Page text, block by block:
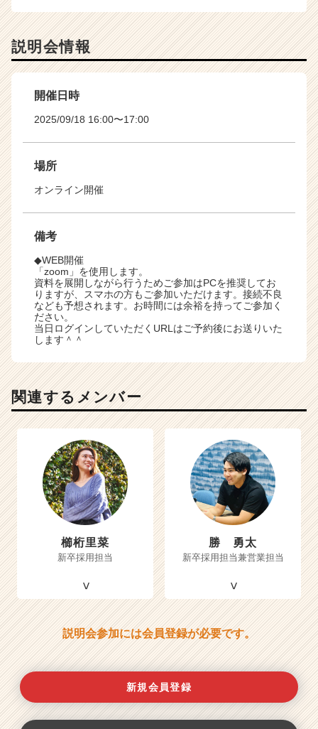
説明会情報
開催日時
2025/09/18 16:00〜17:00
場所
オンライン開催
備考
◆WEB開催
「zoom」を使用します。
資料を展開しながら行うためご参加はPCを推奨してお
りますが、スマホの方もご参加いただけます。接続不良
なども予想されます。お時間には余裕を持ってご参加く
ださい。
当日ログインしていただくURLはご予約後にお送りいた
します＾＾
関連するメンバー
櫛桁里菜
新卒採用担当
勝 勇太
新卒採用担当兼営業担当
説明会参加には会員登録が必要です。
新規会員登録